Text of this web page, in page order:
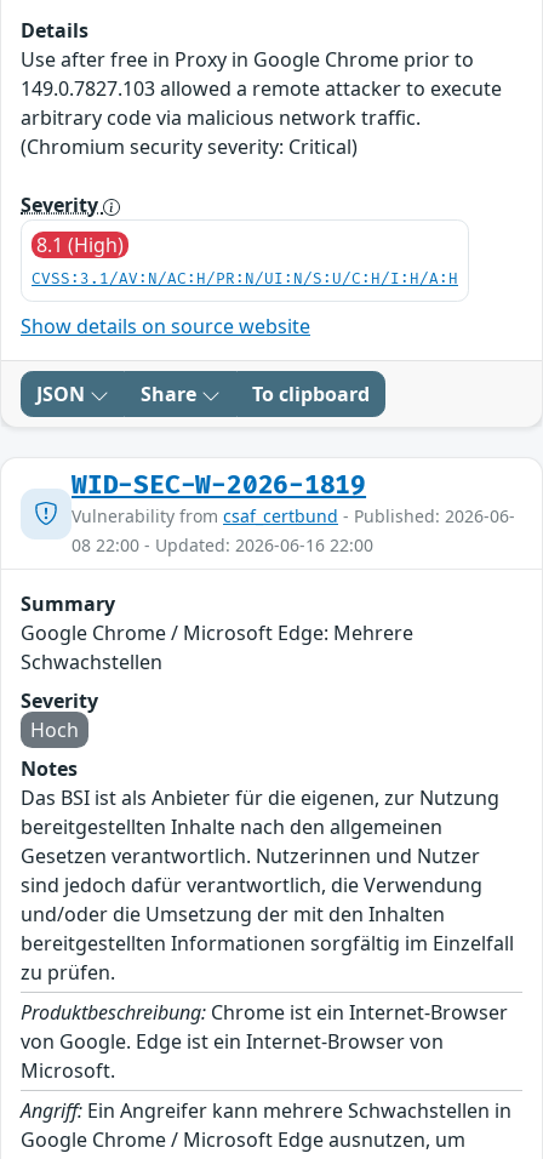
Details
Use after free in Proxy in Google Chrome prior to
149.0.7827.103 allowed a remote attacker to execute
arbitrary code via malicious network traffic.
(Chromium security severity: Critical)
Severity
8.1 (High)
CVSS:3.1/AV:N/AC:H/PR:N/UI:N/S:U/C:H/I:H/A:H
Show details on source website
JSON Share To clipboard
WID-SEC-W-2026-1819
Vulnerability from csaf_certbund - Published: 2026-06-
08 22:00 - Updated: 2026-06-16 22:00
Summary
Google Chrome / Microsoft Edge: Mehrere
Schwachstellen
Severity
Hoch
Notes
Das BSI ist als Anbieter für die eigenen, zur Nutzung
bereitgestellten Inhalte nach den allgemeinen
Gesetzen verantwortlich. Nutzerinnen und Nutzer
sind jedoch dafür verantwortlich, die Verwendung
und/oder die Umsetzung der mit den Inhalten
bereitgestellten Informationen sorgfältig im Einzelfall
zu prüfen.
Produktbeschreibung: Chrome ist ein Internet-Browser
von Google. Edge ist ein Internet-Browser von
Microsoft.
Angriff: Ein Angreifer kann mehrere Schwachstellen in
Google Chrome / Microsoft Edge ausnutzen, um